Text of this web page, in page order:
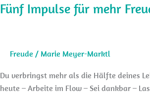
Freude
Fünf Impulse für mehr
Freude / Marie Meyer-Marktl
Du verbringst mehr als die Hälfte deines
heute – Arbeite im Flow – Sei dankbar –